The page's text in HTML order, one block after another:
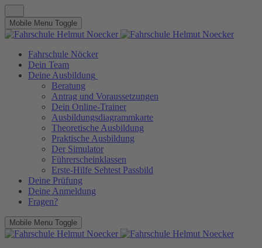
Mobile Menu Toggle
Fahrschule Nöcker
Dein Team
Deine Ausbildung
Beratung
Antrag und Voraussetzungen
Dein Online-Trainer
Ausbildungsdiagrammkarte
Theoretische Ausbildung
Praktische Ausbildung
Der Simulator
Führerscheinklassen
Erste-Hilfe Sehtest Passbild
Deine Prüfung
Deine Anmeldung
Fragen?
Mobile Menu Toggle